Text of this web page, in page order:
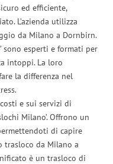
ed efficiente,
L’azienda utilizza
da Milano a Dornbirn.
sono esperti e formati per
intoppi. La loro
la differenza nel
e sui servizi di
Milano’. Offrono un
di capire
da Milano a
è un trasloco di